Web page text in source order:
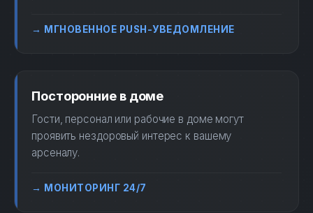
→ МГНОВЕННОЕ PUSH-УВЕДОМЛЕНИЕ
Посторонние в доме
Гости, персонал или рабочие в доме могут
проявить нездоровый интерес к вашему
арсеналу.
→ МОНИТОРИНГ 24/7